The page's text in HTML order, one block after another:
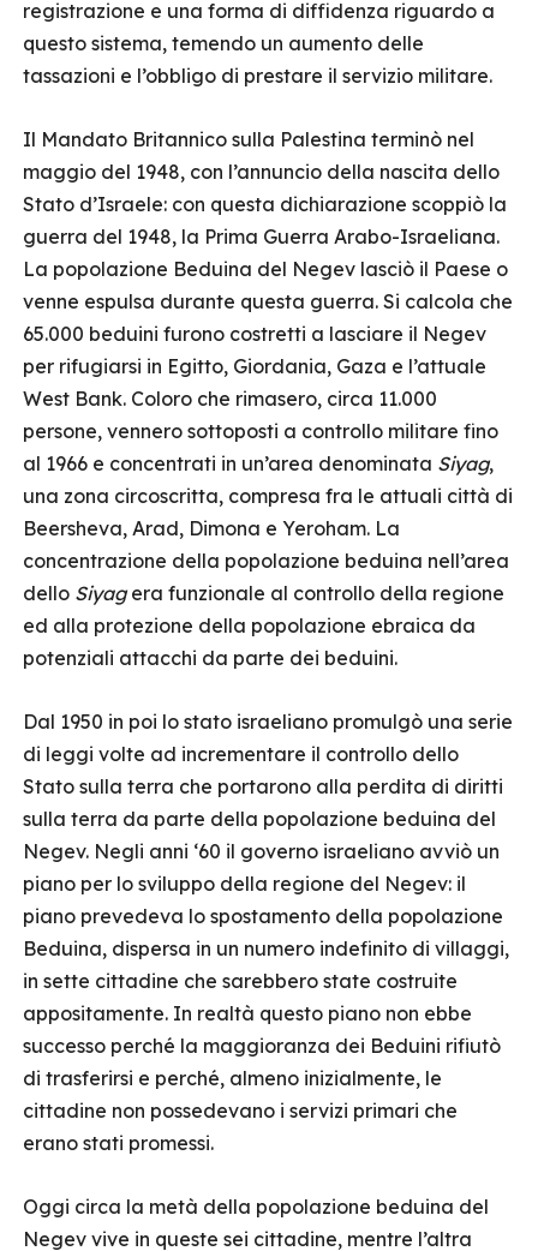
registrazione e una forma di diffidenza riguardo a
questo sistema, temendo un aumento delle
tassazioni e l’obbligo di prestare il servizio militare.
Il Mandato Britannico sulla Palestina terminò nel
maggio del 1948, con l’annuncio della nascita dello
Stato d’Israele: con questa dichiarazione scoppiò la
guerra del 1948, la Prima Guerra Arabo-Israeliana.
La popolazione Beduina del Negev lasciò il Paese o
venne espulsa durante questa guerra. Si calcola che
65.000 beduini furono costretti a lasciare il Negev
per rifugiarsi in Egitto, Giordania, Gaza e l’attuale
West Bank. Coloro che rimasero, circa 11.000
persone, vennero sottoposti a controllo militare fino
al 1966 e concentrati in un’area denominata Siyag,
una zona circoscritta, compresa fra le attuali città di
Beersheva, Arad, Dimona e Yeroham. La
concentrazione della popolazione beduina nell’area
dello Siyagera funzionale al controllo della regione
ed alla protezione della popolazione ebraica da
potenziali attacchi da parte dei beduini.
Dal 1950 in poi lo stato israeliano promulgò una serie
di leggi volte ad incrementare il controllo dello
Stato sulla terra che portarono alla perdita di diritti
sulla terra da parte della popolazione beduina del
Negev. Negli anni ‘60 il governo israeliano avviò un
piano per lo sviluppo della regione del Negev: il
piano prevedeva lo spostamento della popolazione
Beduina, dispersa in un numero indefinito di villaggi,
in sette cittadine che sarebbero state costruite
appositamente. In realtà questo piano non ebbe
successo perché la maggioranza dei Beduini rifiutò
di trasferirsi e perché, almeno inizialmente, le
cittadine non possedevano i servizi primari che
erano stati promessi.
Oggi circa la metà della popolazione beduina del
Negev vive in queste sei cittadine, mentre l’altra